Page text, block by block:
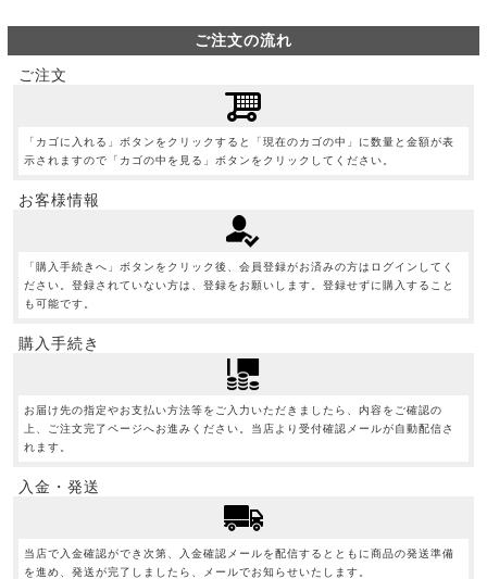
ご注文の流れ
ご注文
「カゴに入れる」ボタンをクリックすると「現在のカゴの中」に数量と金額が表
示されますので「カゴの中を見る」ボタンをクリックしてください。
お客様情報
「購入手続きへ」ボタンをクリック後、会員登録がお済みの方はログインしてく
ださい。登録されていない方は、登録をお願いします。登録せずに購入すること
も可能です。
購入手続き
お届け先の指定やお支払い方法等をご入力いただきましたら、内容をご確認の
上、ご注文完了ページへお進みください。当店より受付確認メールが自動配信さ
れます。
入金・発送
当店で入金確認ができ次第、入金確認メールを配信するとともに商品の発送準備
を進め、発送が完了しましたら、メールでお知らせいたします。